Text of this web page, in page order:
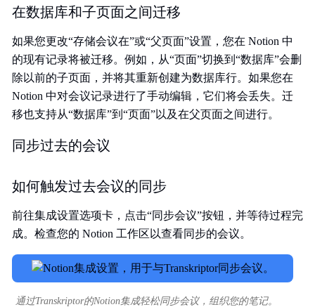
在数据库和子页面之间迁移
如果您更改“存储会议在”或“父页面”设置，您在 Notion 中
的现有记录将被迁移。例如，从“页面”切换到“数据库”会删
除以前的子页面，并将其重新创建为数据库行。如果您在
Notion 中对会议记录进行了手动编辑，它们将会丢失。迁
移也支持从“数据库”到“页面”以及在父页面之间进行。
同步过去的会议
如何触发过去会议的同步
前往集成设置选项卡，点击“同步会议”按钮，并等待过程完
成。检查您的 Notion 工作区以查看同步的会议。
通过Transkriptor的Notion集成轻松同步会议，组织您的笔记。